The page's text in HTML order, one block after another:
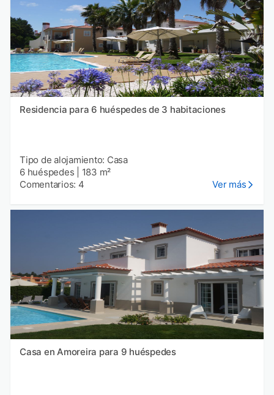
Residencia para 6 huéspedes de 3 habitaciones
Tipo de alojamiento: Casa
6 huéspedes
183 m²
Comentarios: 4
Ver más
Casa en Amoreira para 9 huéspedes